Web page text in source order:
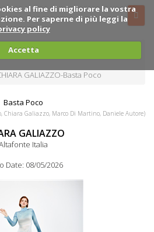
al fine di migliorare la vostra
Per saperne di più leggi la
policy
Accetta
GALIAZZO-Basta Poco
Basta Poco
Chiara Galiazzo, Marco Di Martino, Daniele Autore)
GALIAZZO
Italia
Date: 08/05/2026